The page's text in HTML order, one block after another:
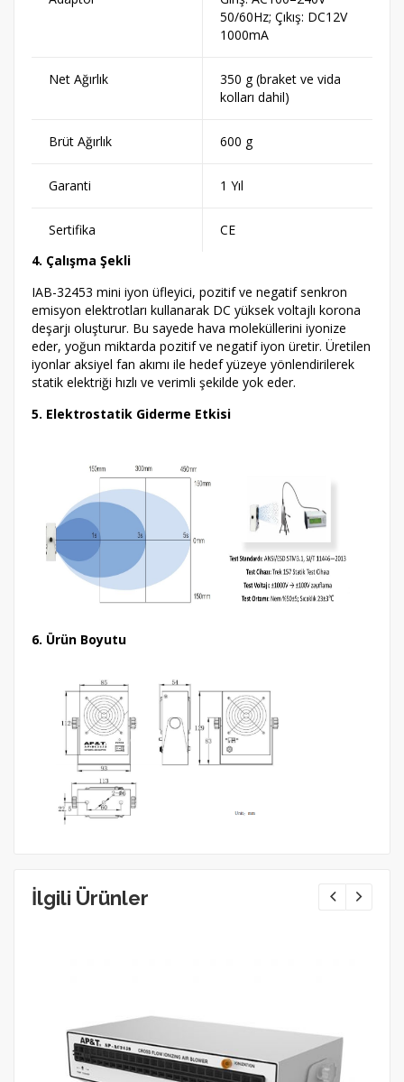
50/60Hz; Çıkış: DC12V
1000mA
Net Ağırlık
350 g (braket ve vida
kolları dahil)
Brüt Ağırlık 600 g
Garanti 1 Yıl
Sertifika
CE
4. Çalışma Şekli
IAB-32453 mini iyon üfleyici, pozitif ve negatif senkron
emisyon elektrotları kullanarak DC yüksek voltajlı korona
deşarjı oluşturur. Bu sayede hava moleküllerini iyonize
eder, yoğun miktarda pozitif ve negatif iyon üretir. Üretilen
iyonlar aksiyel fan akımı ile hedef yüzeye yönlendirilerek
statik elektriği hızlı ve verimli şekilde yok eder.
5. Elektrostatik Giderme Etkisi
6. Ürün Boyutu
İlgili Ürünler